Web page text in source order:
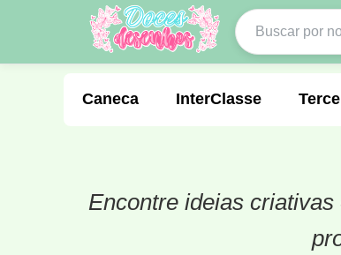
Caneca InterClasse
Molde de Costura Professora
Encontre ideias